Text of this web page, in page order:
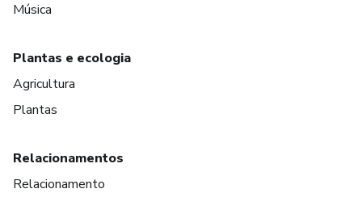
Música
Plantas e ecologia
Agricultura
Plantas
Relacionamentos
Relacionamento